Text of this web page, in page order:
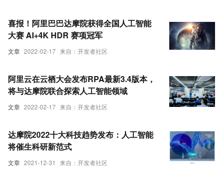
文章 2022-02-17 来自：开发者社区
喜报！阿里巴巴达摩院获得全国人工智能
大赛 AI+4K HDR 赛项冠军
文章 2022-02-17 来自：开发者社区
阿里云在云栖大会发布RPA最新3.4版本，
将与达摩院联合探索人工智能领域
文章 2021-12-31 来自：开发者社区
达摩院2022十大科技趋势发布：人工智能
将催生科研新范式